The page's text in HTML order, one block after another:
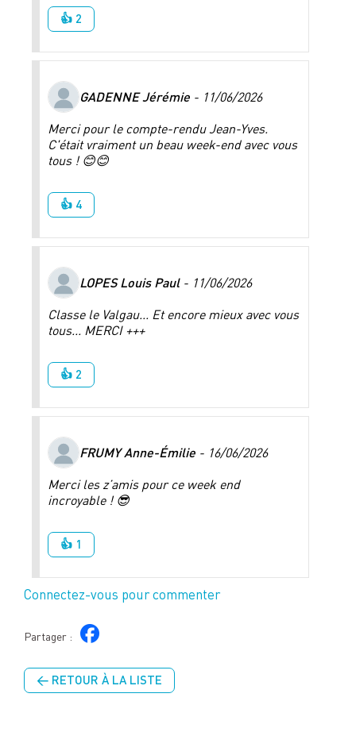
👍 2
GADENNE Jérémie - 11/06/2026
Merci pour le compte-rendu Jean-Yves.
C'était vraiment un beau week-end avec vous
tous ! ⁠😊😊
👍 4
LOPES Louis Paul- 11/06/2026
Classe le Valgau... Et encore mieux avec vous
tous... MERCI +++
👍 2
FRUMY Anne-Émilie - 16/06/2026
Merci les z’amis pour ce week end
incroyable ! 😎
👍 1
Connectez-vous pour commenter
Partager :
← RETOUR À LA LISTE